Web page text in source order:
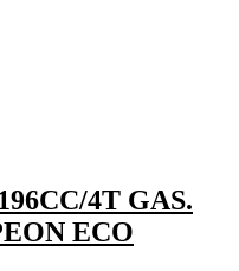
4T GAS.
ECO